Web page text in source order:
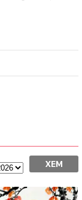
XEM